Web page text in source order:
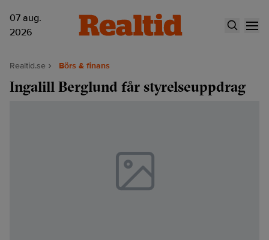
07 aug.
2026
Realtid.se Börs & finans
Ingalill Berglund får styrelseuppdrag